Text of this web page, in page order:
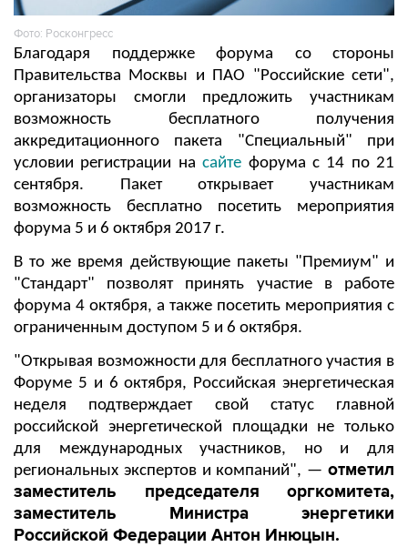
Фото: Росконгресс
Благодаря поддержке форума со стороны
Правительства Москвы и ПАО "Российские сети",
организаторы смогли предложить участникам
возможность бесплатного получения
аккредитационного пакета "Специальный" при
условии регистрации насайте форума с 14 по 21
сентября. Пакет открывает участникам
возможность бесплатно посетить мероприятия
форума 5 и 6 октября 2017 г.
В то же время действующие пакеты "Премиум" и
"Стандарт" позволят принять участие в работе
форума 4 октября, а также посетить мероприятия с
ограниченным доступом 5 и 6 октября.
"Открывая возможности для бесплатного участия в
Форуме 5 и 6 октября, Российская энергетическая
неделя подтверждает свой статус главной
российской энергетической площадки не только
для международных участников, но и для
региональных экспертов и компаний", — отметил
заместитель председателя оргкомитета,
заместитель Министра энергетики
Российской Федерации Антон Инюцын.